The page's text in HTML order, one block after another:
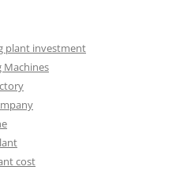
plant investment
Machines
cost